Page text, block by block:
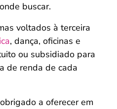
buscar.
voltados à terceira
, dança, oficinas e
ou subsidiado para
de renda de cada
a oferecer em